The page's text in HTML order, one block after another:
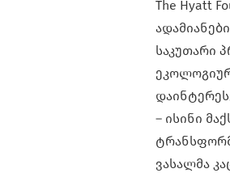
The Hyatt
საკუთარი
– ისინი
ვასალმა